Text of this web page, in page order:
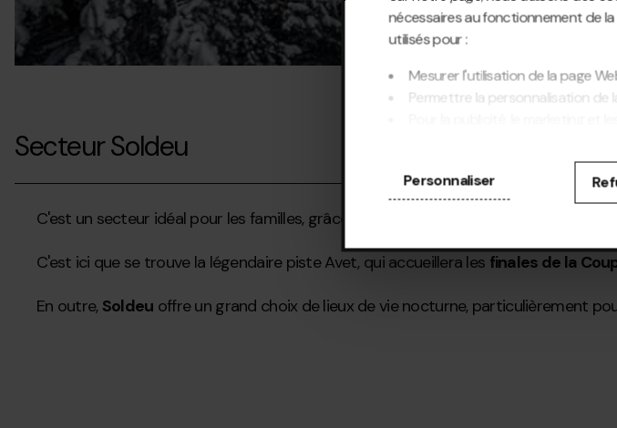
nécessaires au fonctionnement de
utilisés pour :
Mesurer l'utilisation de la page
Permettre la personnalisation de
cookies. Si vous préférez les
Configurer ».
Personnaliser
Secteur Soldeu
C'est un secteur idéal pour les familles, grâce à son offre hôtelière, riche, variée
C'est ici que se trouve la légendaire piste Avet, qui accueillera les finales de la
En outre, Soldeu offre un grand choix de lieux de vie nocturne, particulièrement